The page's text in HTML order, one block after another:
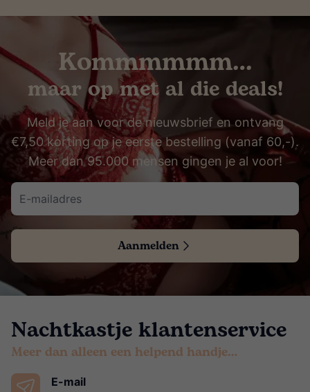
Kommmmmm…
maar op met al die deals!
Meld je aan voor de nieuwsbrief en ontvang
€7,50 korting op je eerste bestelling (vanaf 60,-).
Meer dan 95.000 mensen gingen je al voor!
Aanmelden
Nachtkastje klantenservice
Meer dan alleen een helpend handje…
E-mail